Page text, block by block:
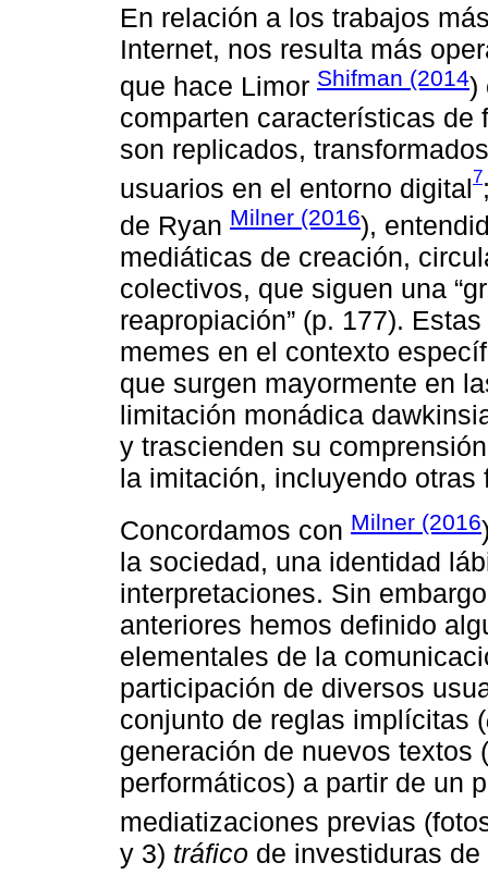
En relación a los trabajos
Internet, nos resulta más
que hace Limor Shifman (2014)
comparten características de
son replicados,
usuarios en el entorno digital7
de Ryan Milner (2016),
mediáticas de creación,
colectivos, que siguen una
reapropiación” (p. 177).
memes en el contexto
que surgen mayormente en
limitación monádica
y trascienden su
la imitación, incluyendo
Concordamos con Milner (2016
la sociedad, una identidad
interpretaciones. Sin
anteriores hemos definido
elementales de la
participación de diversos
conjunto de reglas implícitas (
generación de nuevos
performáticos) a partir de un
mediatizaciones previas
y 3) tráfico de investiduras